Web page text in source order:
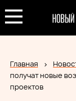
Главная
получат новые
проектов